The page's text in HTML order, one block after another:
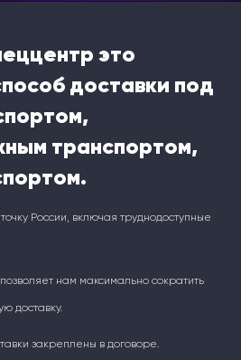
это
доставки под
транспортом,
России, включая труднодоступные
нам максимально сократить
доставку.
закреплены в договоре.